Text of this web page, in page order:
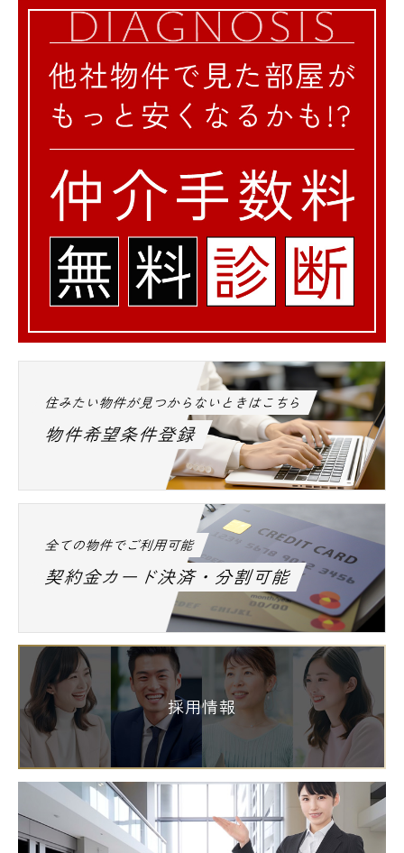
住みたい物件が見つからないときはこちら
物件希望条件登録
全ての物件でご利用可能
契約金カード決済・分割可能
採用情報